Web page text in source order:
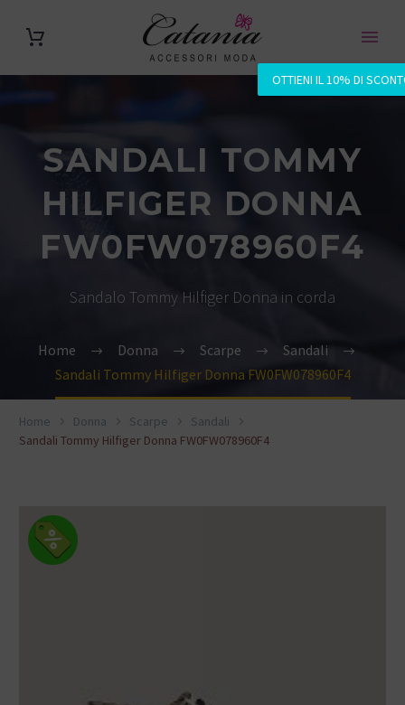
OTTIENI IL 10% DI
SANDALI TOMMY
HILFIGER DONNA
FW0FW078960F4
Sandalo Tommy Hilfiger Donna in corda
Home Donna Scarpe
Sandali
Sandali Tommy Hilfiger Donna FW0FW078960F4
Home Donna Scarpe
Sandali
Sandali Tommy Hilfiger Donna FW0FW078960F4